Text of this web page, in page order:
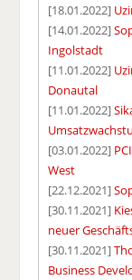
[18.01.2022]
[14.01.2022]
Ingolstadt
[11.01.2022]
Donautal
[11.01.2022]
[03.01.2022]
West
[22.12.2021]
[30.11.2021]
neuer
[30.11.2021]
Business